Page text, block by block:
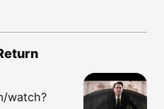
watch?